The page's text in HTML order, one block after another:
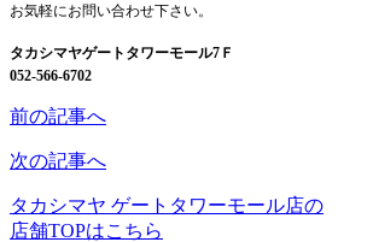
お気軽にお問い合わせ下さい。
タカシマヤゲートタワーモール7Ｆ
052-566-6702
前の記事へ
次の記事へ
タカシマヤ ゲートタワーモール店の
店舗TOPはこちら